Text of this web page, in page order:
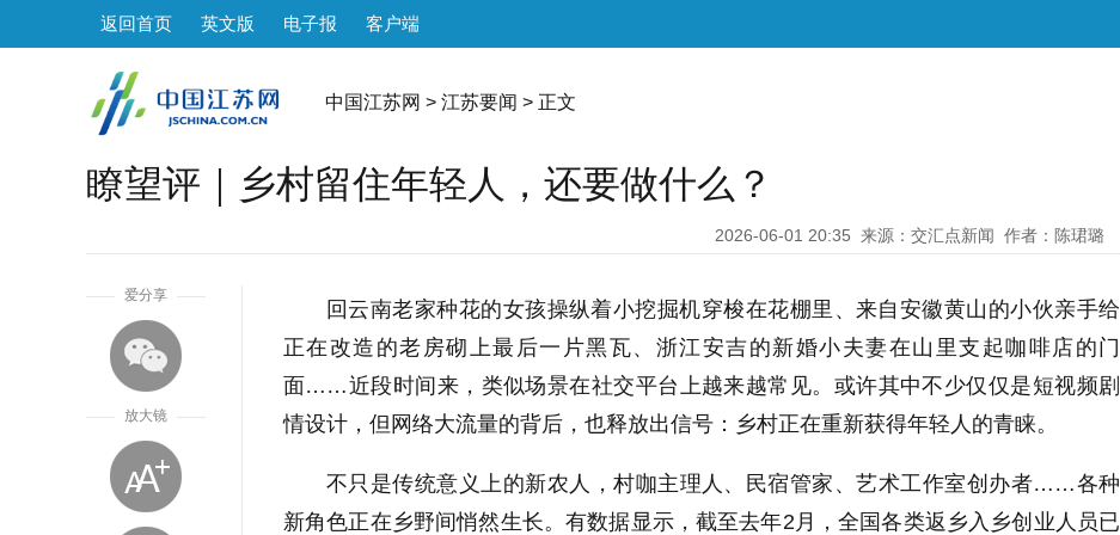
返回首页 英文版 电子报 客户端
中国江苏网 > 江苏要闻 > 正文
瞭望评｜乡村留住年轻人，还要做什么？
2026-06-01 20:35 来源：交汇点新闻 作者：陈珺璐
爱分享
放大镜
回云南老家种花的女孩操纵着小挖掘机穿梭在花棚里、来自安徽黄山的小伙亲手给
正在改造的老房砌上最后一片黑瓦、浙江安吉的新婚小夫妻在山里支起咖啡店的门
面……近段时间来，类似场景在社交平台上越来越常见。或许其中不少仅仅是短视频剧
情设计，但网络大流量的背后，也释放出信号：乡村正在重新获得年轻人的青睐。
不只是传统意义上的新农人，村咖主理人、民宿管家、艺术工作室创办者……各种
新角色正在乡野间悄然生长。有数据显示，截至去年2月，全国各类返乡入乡创业人员已